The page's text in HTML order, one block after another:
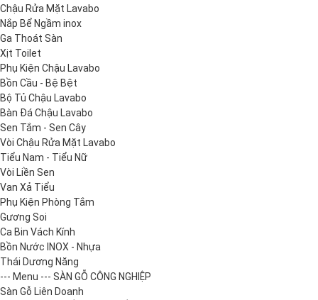
Chậu Rửa Mặt Lavabo
Nắp Bể Ngầm inox
Ga Thoát Sàn
Xịt Toilet
Phụ Kiện Chậu Lavabo
Bồn Cầu - Bệ Bệt
Bộ Tủ Chậu Lavabo
Bàn Đá Chậu Lavabo
Sen Tắm - Sen Cây
Vòi Chậu Rửa Mặt Lavabo
Tiểu Nam - Tiểu Nữ
Vòi Liền Sen
Van Xả Tiểu
Phụ Kiện Phòng Tắm
Gương Soi
Ca Bin Vách Kính
Bồn Nước INOX - Nhựa
Thái Dương Năng
--- Menu --- SÀN GỖ CÔNG NGHIỆP
Sàn Gỗ Liên Doanh